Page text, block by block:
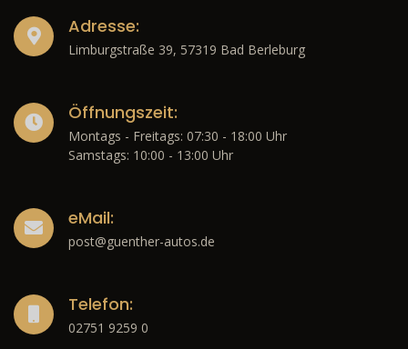
Adresse:
Limburgstraße 39, 57319 Bad Berleburg
Öffnungszeit:
Montags - Freitags: 07:30 - 18:00 Uhr
Samstags: 10:00 - 13:00 Uhr
eMail:
post@guenther-autos.de
Telefon:
02751 9259 0